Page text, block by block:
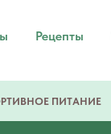
Рецепты
ПИТАНИЕ